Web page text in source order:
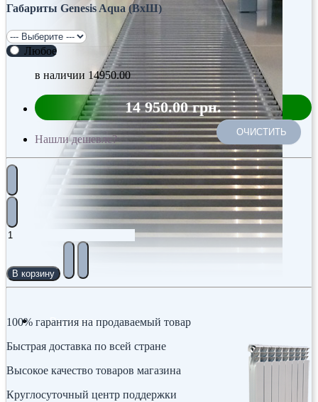
Радиаторы
Габариты Genesis Aqua (ВхШ)
Любое
в наличии 14950.00
14 950.00 грн.
Нашли дешевле?
ОЧИСТИТЬ
В корзину
100% гарантия на продаваемый товар
Быстрая доставка по всей стране
Высокое качество товаров магазина
Круглосуточный центр поддержки